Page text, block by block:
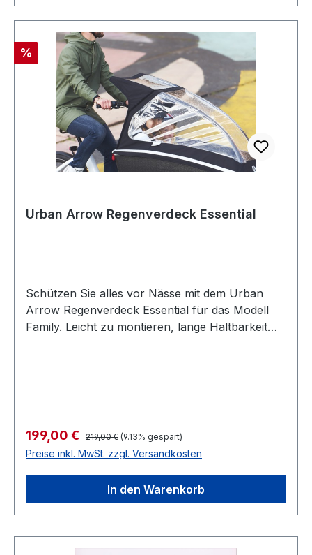
Rabatt
%
Urban Arrow Regenverdeck Essential
Schützen Sie alles vor Nässe mit dem Urban
Arrow Regenverdeck Essential für das Modell
Family. Leicht zu montieren, lange Haltbarkeit
Verkaufspreis:
199,00 € Regulärer Preis:
219,00 € (9.13% gespart)
Preise inkl. MwSt. zzgl. Versandkosten
In den Warenkorb